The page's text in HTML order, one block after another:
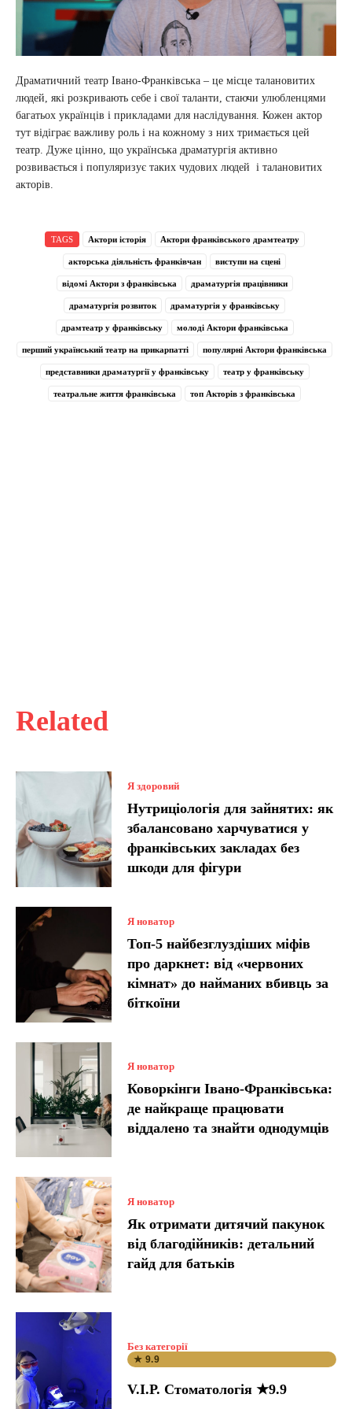
Related
Я здоровий
Нутриціологія для зайнятих: як
збалансовано харчуватися у
франківських закладах без
шкоди для фігури
Я новатор
Топ-5 найбезглуздіших міфів
про даркнет: від «червоних
кімнат» до найманих вбивць за
біткоїни
Я новатор
Коворкінги Івано-Франківська:
де найкраще працювати
віддалено та знайти однодумців
Я новатор
Як отримати дитячий пакунок
від благодійників: детальний
гайд для батьків
Без категорії
★ 9.9
V.I.P. Стоматологія ★9.9
Драматичний театр Івано-Франківська – це місце талановитих
людей, які розкривають себе і свої таланти, стаючи улюбленцями
багатьох українців і прикладами для наслідування. Кожен актор
тут відіграє важливу роль і на кожному з них тримається цей
театр. Дуже цінно, що українська драматургія активно
розвивається і популяризує таких чудових людей і талановитих
акторів.
TAGS Актори історія Актори франківського драмтеатру
акторська діяльність франківчан виступи на сцені
відомі Актори з франківська драматургія працівники
драматургія розвиток драматургія у франківську
драмтеатр у франківську молоді Актори франківська
перший український театр на прикарпатті популярні Актори франківська
представники драматургії у франківську театр у франківську
театральне життя франківська топ Акторів з франківська